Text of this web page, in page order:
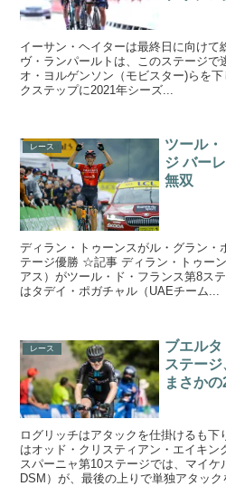
イーサン・ヘイターは最終日に向け
ヴ・ランパールトは、このステージで
オ・ヨルゲンソン（モビスター)らを
クステップに2021年シーズ...
レース
ツール
ジ バー
無双
ディラン・トゥーンスがル・グラン・
テージ優勝 ☆記事 ディラン・トゥー
アス）がツール・ド・フランス第8ス
はタデイ・ポガチャル（UAEチーム...
レース
ブエル
ステー
まさかの
ログリッチはアタックを仕掛けるも下
はオッド・クリスティアン・エイキ
スパーニャ第10ステージでは、マイケ
DSM）が、最後の上りで単独アタック